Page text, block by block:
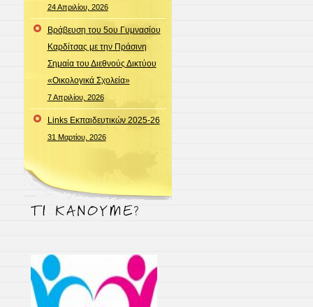
24 Απριλίου, 2026
Βράβευση του 5ου Γυμνασίου
Καρδίτσας με την Πράσινη
Σημαία του Διεθνούς Δικτύου
«Οικολογικά Σχολεία»
7 Απριλίου, 2026
Links Εκπαιδευτικών 2025-26
31 Μαρτίου, 2026